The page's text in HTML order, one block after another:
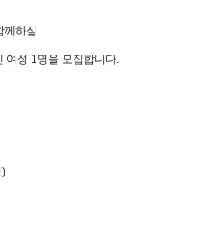
께하실
여성 1명을 모집합니다.
)